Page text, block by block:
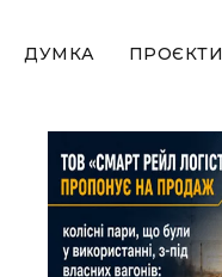
ДУМКА ПРОЄКТИ